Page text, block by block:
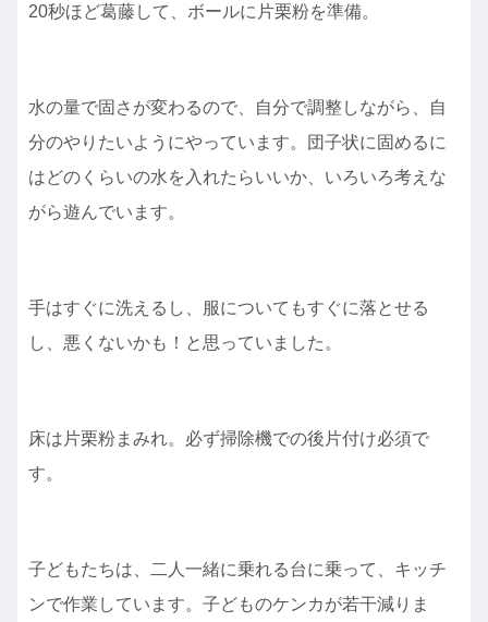
20秒ほど葛藤して、ボールに片栗粉を準備。
水の量で固さが変わるので、自分で調整しながら、自
分のやりたいようにやっています。団子状に固めるに
はどのくらいの水を入れたらいいか、いろいろ考えな
がら遊んでいます。
手はすぐに洗えるし、服についてもすぐに落とせる
し、悪くないかも！と思っていました。
床は片栗粉まみれ。必ず掃除機での後片付け必須で
す。
子どもたちは、二人一緒に乗れる台に乗って、キッチ
ンで作業しています。子どものケンカが若干減りま